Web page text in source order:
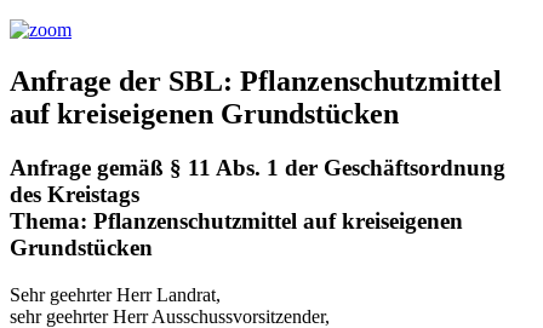
Anfrage der SBL: Pflanzenschutzmittel
auf kreiseigenen Grundstücken
Anfrage gemäß § 11 Abs. 1 der Geschäftsordnung
des Kreistags
Thema: Pflanzenschutzmittel auf kreiseigenen
Grundstücken
Sehr geehrter Herr Landrat,
sehr geehrter Herr Ausschussvorsitzender,